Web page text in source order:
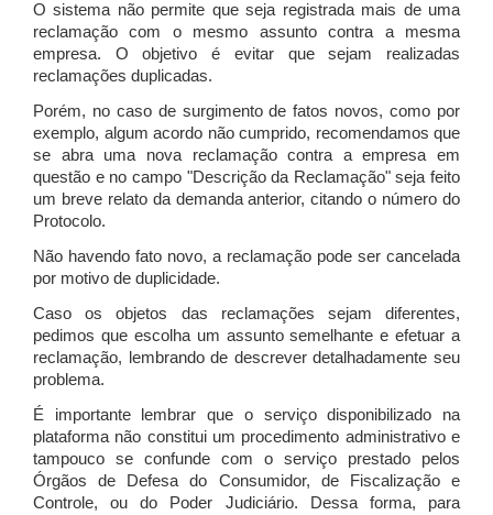
O sistema não permite que seja registrada mais de uma
reclamação com o mesmo assunto contra a mesma
empresa. O objetivo é evitar que sejam realizadas
reclamações duplicadas.
Porém, no caso de surgimento de fatos novos, como por
exemplo, algum acordo não cumprido, recomendamos que
se abra uma nova reclamação contra a empresa em
questão e no campo "Descrição da Reclamação" seja feito
um breve relato da demanda anterior, citando o número do
Protocolo.
Não havendo fato novo, a reclamação pode ser cancelada
por motivo de duplicidade.
Caso os objetos das reclamações sejam diferentes,
pedimos que escolha um assunto semelhante e efetuar a
reclamação, lembrando de descrever detalhadamente seu
problema.
É importante lembrar que o serviço disponibilizado na
plataforma não constitui um procedimento administrativo e
tampouco se confunde com o serviço prestado pelos
Órgãos de Defesa do Consumidor, de Fiscalização e
Controle, ou do Poder Judiciário. Dessa forma, para